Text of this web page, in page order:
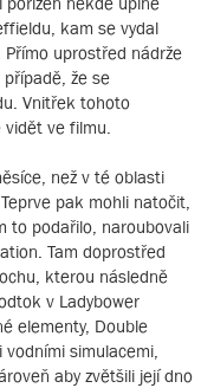
kam se vydal
uprostřed nádrže
že se
Vnitřek tohoto
ve filmu.
než v té oblasti
pak mohli natočit,
to podařilo, naroubovali
Tam doprostřed
kterou následně
v Ladybower
elementy, Double
simulacemi,
aby zvětšili její dno